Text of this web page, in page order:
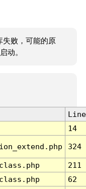
失败，可能的原
动。
Line
14
324
211
62